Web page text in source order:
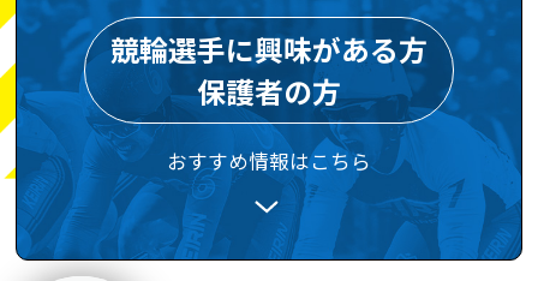
競輪選手に興味がある方
保護者の方
おすすめ情報はこちら